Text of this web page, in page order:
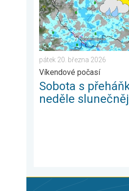
pátek 20. března 2026
Víkendové počasí
Sobota s
neděle